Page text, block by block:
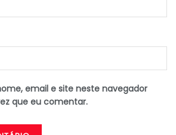
email e site neste navegador
que eu comentar.